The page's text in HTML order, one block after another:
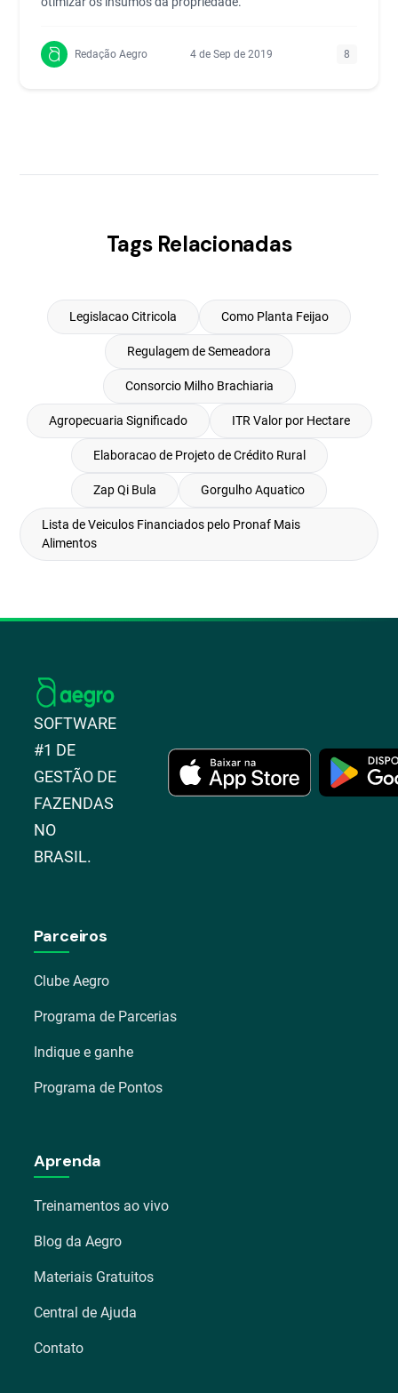
Redação Aegro 4 de Sep de 2019 8
Tags Relacionadas
Legislacao Citricola Como Planta Feijao
Regulagem de Semeadora
Consorcio Milho Brachiaria
Agropecuaria Significado ITR Valor por Hectare
Elaboracao de Projeto de Crédito Rural
Zap Qi Bula Gorgulho Aquatico
Lista de Veiculos Financiados pelo Pronaf Mais
Alimentos
SOFTWARE
#1 DE
GESTÃO DE
FAZENDAS
NO
BRASIL.
Parceiros
Clube Aegro
Programa de Parcerias
Indique e ganhe
Programa de Pontos
Aprenda
Treinamentos ao vivo
Blog da Aegro
Materiais Gratuitos
Central de Ajuda
Contato